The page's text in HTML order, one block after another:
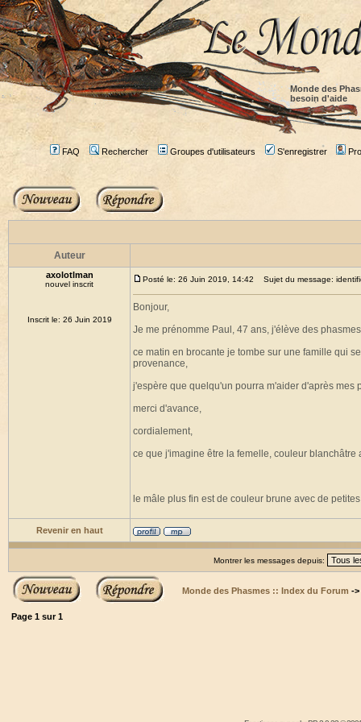
Monde des
besoin d'aide
FAQ Rechercher Groupes d'utilisateurs S'enregistrer
Auteur
axolotlman
nouvel inscrit
Inscrit le: 26 Juin 2019
Posté le: 26 Juin 2019, 14:42 Sujet du message:
Bonjour,
Je me prénomme Paul, 47 ans, j'élève des
ce matin en brocante je tombe sur une famille qui
provenance,
j'espère que quelqu'un pourra m'aider d'après mes
merci d'avance,
cordialement,
ce que j'imagine être la femelle, couleur
le mâle plus fin est de couleur brune avec de
Revenir en haut
Montrer les messages depuis:
Monde des Phasmes :: Index du Forum ->
Page 1 sur1